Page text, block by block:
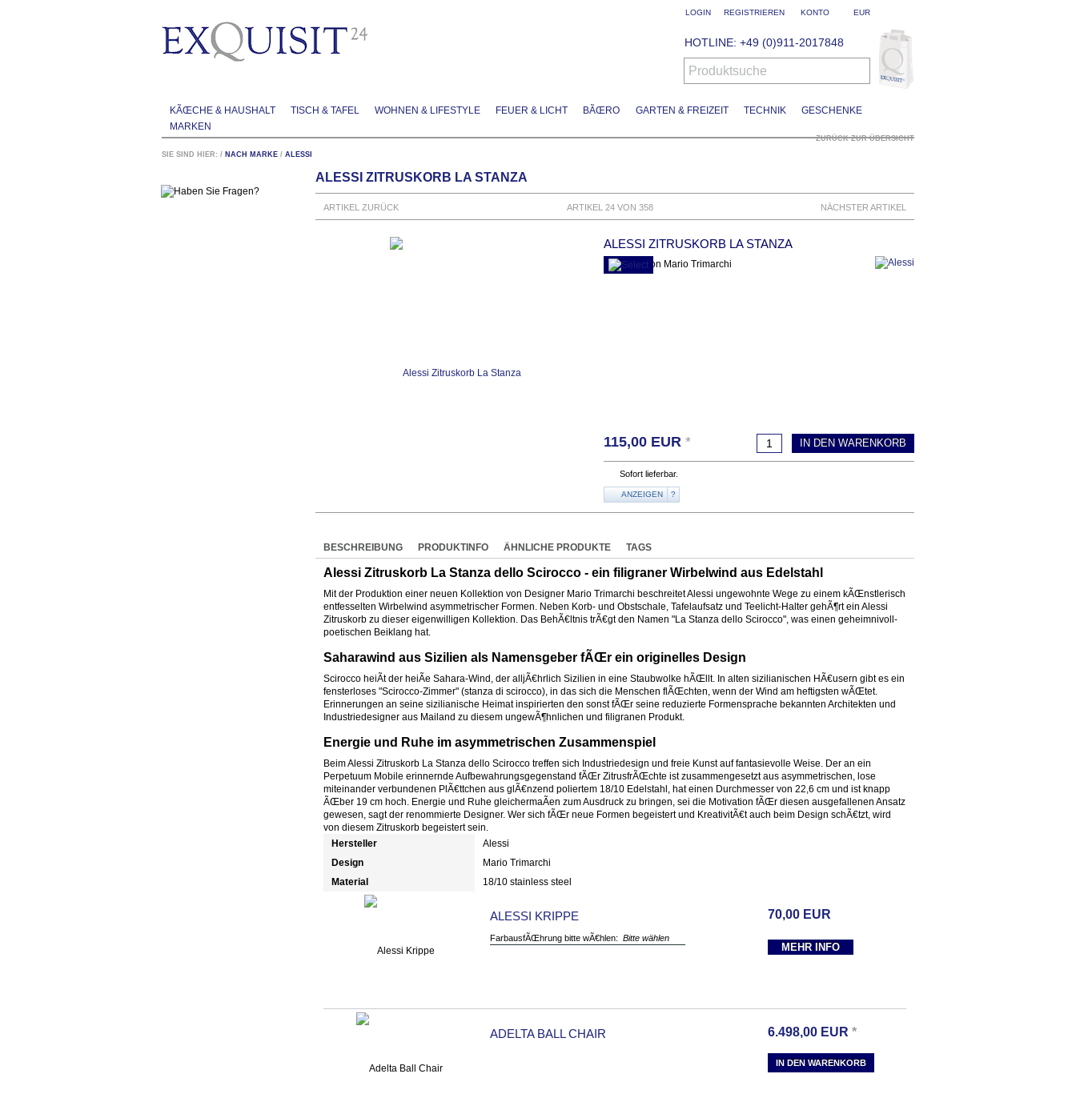
EUR
KONTO
LOGIN REGISTRIEREN
KÃŒCHE & HAUSHALT TISCH & TAFEL WOHNEN & LIFESTYLE FEUER & LICHT BÃŒRO GARTEN & FREIZEIT TECHNIK
GESCHENKE
MARKEN
HOTLINE: +49 (0)911-2017848
Produktsuche
SIE SIND HIER: / NACH MARKE / ALESSI
ZURÜCK ZUR ÜBERSICHT
ALESSI ZITRUSKORB LA STANZA
ARTIKEL ZURÜCK ARTIKEL 24 VON 358 NÄCHSTER ARTIKEL
ALESSI ZITRUSKORB LA STANZA
Obstkorb von Mario Trimarchi
115,00 EUR * IN DEN WARENKORB
Sofort lieferbar.
ANZEIGEN ?
BESCHREIBUNG PRODUKTINFO ÄHNLICHE PRODUKTE TAGS
Alessi Zitruskorb La Stanza dello Scirocco - ein filigraner Wirbelwind aus Edelstahl
Mit der Produktion einer neuen Kollektion von Designer Mario Trimarchi beschreitet Alessi ungewohnte Wege zu einem kÃŒnstlerisch
entfesselten Wirbelwind asymmetrischer Formen. Neben Korb- und Obstschale, Tafelaufsatz und Teelicht-Halter gehÃ¶rt ein Alessi
Zitruskorb zu dieser eigenwilligen Kollektion. Das BehÃ€ltnis trÃ€gt den Namen "La Stanza dello Scirocco", was einen geheimnivoll-
poetischen Beiklang hat.
Saharawind aus Sizilien als Namensgeber fÃŒr ein originelles Design
Scirocco heiÃt der heiÃe Sahara-Wind, der alljÃ€hrlich Sizilien in eine Staubwolke hÃŒllt. In alten sizilianischen HÃ€usern gibt es ein
fensterloses "Scirocco-Zimmer" (stanza di scirocco), in das sich die Menschen flÃŒchten, wenn der Wind am heftigsten wÃŒtet.
Erinnerungen an seine sizilianische Heimat inspirierten den sonst fÃŒr seine reduzierte Formensprache bekannten Architekten und
Industriedesigner aus Mailand zu diesem ungewÃ¶hnlichen und filigranen Produkt.
Energie und Ruhe im asymmetrischen Zusammenspiel
Beim Alessi Zitruskorb La Stanza dello Scirocco treffen sich Industriedesign und freie Kunst auf fantasievolle Weise. Der an ein
Perpetuum Mobile erinnernde Aufbewahrungsgegenstand fÃŒr ZitrusfrÃŒchte ist zusammengesetzt aus asymmetrischen, lose
miteinander verbundenen PlÃ€ttchen aus glÃ€nzend poliertem 18/10 Edelstahl, hat einen Durchmesser von 22,6 cm und ist knapp
ÃŒber 19 cm hoch. Energie und Ruhe gleichermaÃen zum Ausdruck zu bringen, sei die Motivation fÃŒr diesen ausgefallenen Ansatz
gewesen, sagt der renommierte Designer. Wer sich fÃŒr neue Formen begeistert und KreativitÃ€t auch beim Design schÃ€tzt, wird
von diesem Zitruskorb begeistert sein.
Hersteller
Alessi
Design
Mario Trimarchi
Material
18/10 stainless steel
ALESSI KRIPPE
FarbausfÃŒhrung bitte wÃ€hlen: Bitte wählen
70,00 EUR
MEHR INFO
ADELTA BALL CHAIR 6.498,00 EUR *
IN DEN WARENKORB